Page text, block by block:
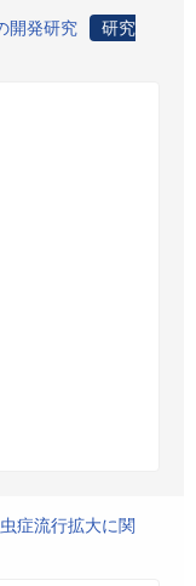
開発研究
研究
症流行拡大に関